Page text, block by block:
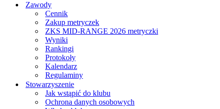
Zawody
Cennik
Zakup metryczek
ZKS MID-RANGE 2026 metryczki
Wyniki
Rankingi
Protokoły
Kalendarz
Regulaminy
Stowarzyszenie
Jak wstąpić do klubu
Ochrona danych osobowych